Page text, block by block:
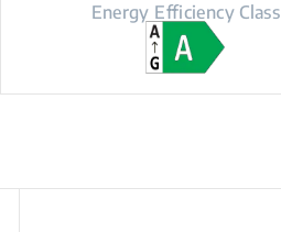
Energy Efficiency Class